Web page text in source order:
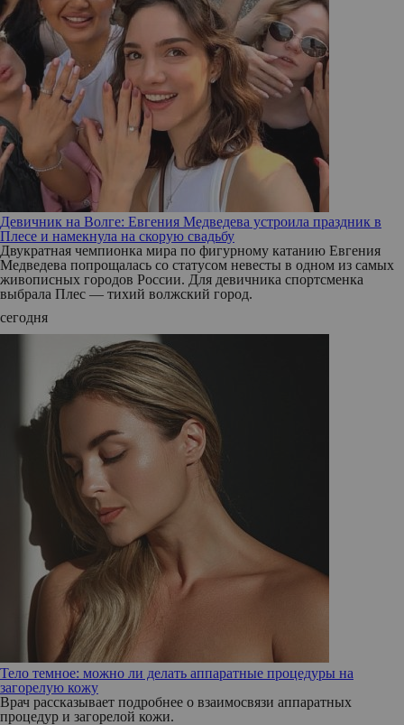
Девичник на Волге: Евгения Медведева устроила праздник в
Плесе и намекнула на скорую свадьбу
Двукратная чемпионка мира по фигурному катанию Евгения
Медведева попрощалась со статусом невесты в одном из самых
живописных городов России. Для девичника спортсменка
выбрала Плес — тихий волжский город.
сегодня
Тело темное: можно ли делать аппаратные процедуры на
загорелую кожу
Врач рассказывает подробнее о взаимосвязи аппаратных
процедур и загорелой кожи.